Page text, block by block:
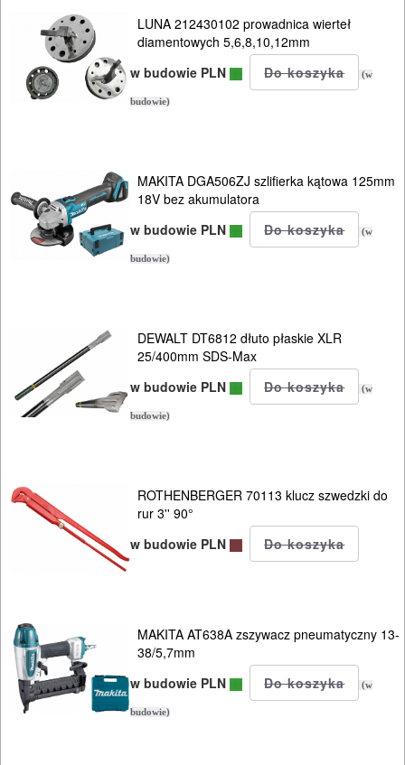
zagłębiarki
piły
alligator
piły
taśmowe
pistolety
do
przecinarki
do
prętów
/
głośniki
budowlane
LUNA 212430102 prowadnica wierteł
diamentowych 5,6,8,10,12mm
w budowie PLN
(w
budowie)
MAKITA DGA506ZJ szlifierka kątowa 125mm
18V bez akumulatora
w budowie PLN
(w
budowie)
DEWALT DT6812 dłuto płaskie XLR
25/400mm SDS-Max
w budowie PLN
(w
budowie)
ROTHENBERGER 70113 klucz szwedzki do
rur 3'' 90°
w budowie PLN
MAKITA AT638A zszywacz pneumatyczny 13-
38/5,7mm
w budowie PLN
(w
budowie)